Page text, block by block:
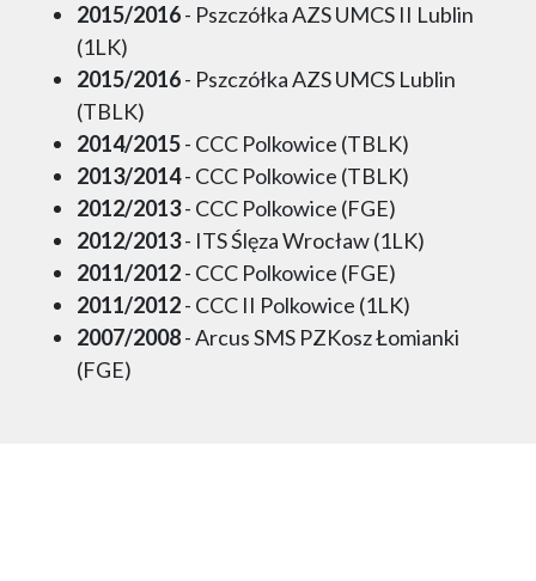
2015/2016- Pszczółka AZS UMCS II Lublin
(1LK)
2015/2016- Pszczółka AZS UMCS Lublin
(TBLK)
2014/2015- CCC Polkowice (TBLK)
2013/2014- CCC Polkowice (TBLK)
2012/2013- CCC Polkowice (FGE)
2012/2013- ITS Ślęza Wrocław (1LK)
2011/2012- CCC Polkowice (FGE)
2011/2012- CCC II Polkowice (1LK)
2007/2008- Arcus SMS PZKosz Łomianki
(FGE)